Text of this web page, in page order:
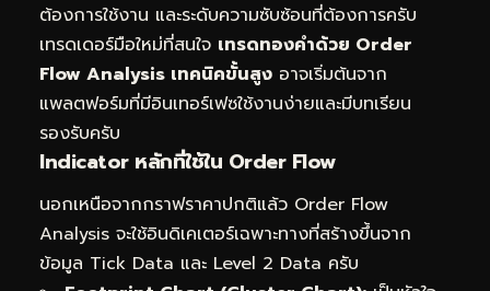
ต้องการใช้งาน และระดับความซับซ้อนที่ต้องการครับ
เทรดเดอร์มือใหม่ที่สนใจ เทรดทองคำด้วย Order
Flow Analysis เทคนิคขั้นสูง อาจเริ่มต้นจาก
แพลตฟอร์มที่มีอินเทอร์เฟซใช้งานง่ายและมีบทเรียน
รองรับครับ
Indicator หลักที่ใช้ใน Order Flow
นอกเหนือจากกราฟราคาปกติแล้ว Order Flow
Analysis จะใช้อินดิเคเตอร์เฉพาะทางที่สร้างขึ้นจาก
ข้อมูล Tick Data และ Level 2 Data ครับ